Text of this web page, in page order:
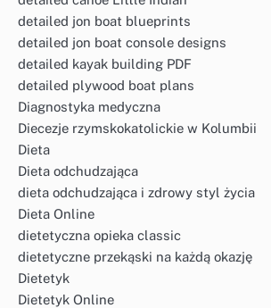
detailed jon boat blueprints
detailed jon boat console designs
detailed kayak building PDF
detailed plywood boat plans
Diagnostyka medyczna
Diecezje rzymskokatolickie w Kolumbii
Dieta
Dieta odchudzająca
dieta odchudzająca i zdrowy styl życia
Dieta Online
dietetyczna opieka classic
dietetyczne przekąski na każdą okazję
Dietetyk
Dietetyk Online